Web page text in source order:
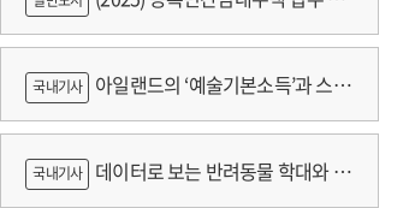
람
국내기사 아일랜드의 ‘예술기본소득’과 스코
틀랜드의 예술인 소득보장정책 논의
국내기사 데이터로 보는 반려동물 학대와 분